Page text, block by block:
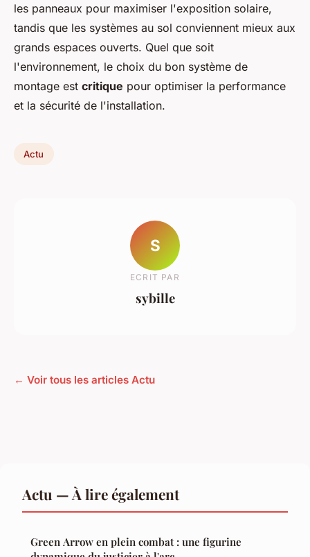
les panneaux pour maximiser l'exposition solaire,
tandis que les systèmes au sol conviennent mieux aux
grands espaces ouverts. Quel que soit
l'environnement, le choix du bon système de
montage est critique pour optimiser la performance
et la sécurité de l'installation.
Actu
S
ECRIT PAR
sybille
← Voir tous les articles Actu
Actu — À lire également
Green Arrow en plein combat : une figurine